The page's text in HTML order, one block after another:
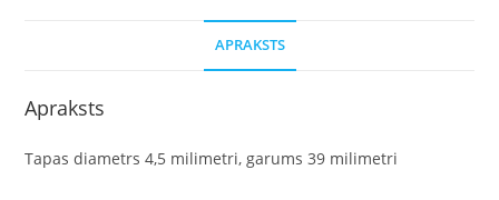
APRAKSTS
Apraksts
Tapas diametrs 4,5 milimetri, garums 39 milimetri